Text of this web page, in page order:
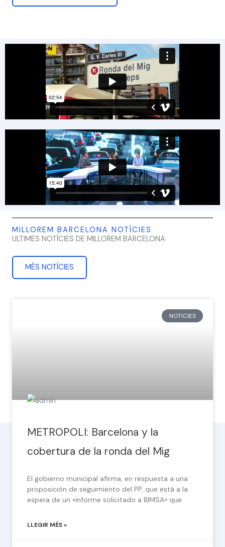
MILLOREM BARCELONA NOTÍCIES
ULTIMES NOTÍCIES DE MILLOREM BARCELONA
MÉS NOTÍCIES
NOTICIES
METROPOLI: Barcelona y la
cobertura de la ronda del Mig
El gobierno municipal afirma, en respuesta a una
proposición de seguimiento del PP, que está a la
espera de un «informe solicitado a BIMSA» que
LLEGIR MÉS »